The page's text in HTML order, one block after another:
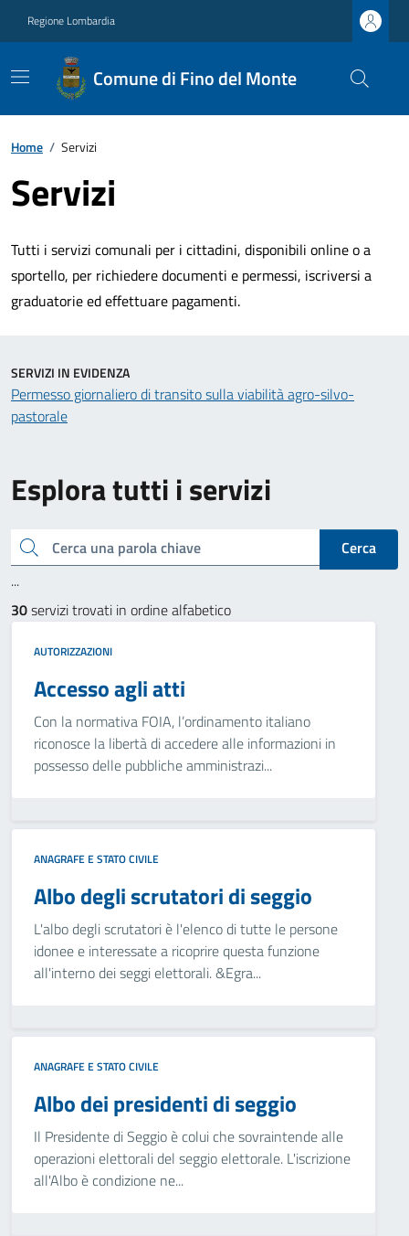
Regione Lombardia
Comune di Fino del Monte
Home / Servizi
Servizi
Tutti i servizi comunali per i cittadini, disponibili online o a
sportello, per richiedere documenti e permessi, iscriversi a
graduatorie ed effettuare pagamenti.
Esplora tutti i servizi
Cerca una parola chiave
Cerca
...
30servizi trovati in ordine alfabetico
AUTORIZZAZIONI
Accesso agli atti
Con la normativa FOIA, l’ordinamento italiano
riconosce la libertà di accedere alle informazioni in
possesso delle pubbliche amministrazi...
ANAGRAFE E STATO CIVILE
Albo degli scrutatori di seggio
L'albo degli scrutatori è l'elenco di tutte le persone
idonee e interessate a ricoprire questa funzione
all'interno dei seggi elettorali. &Egra...
ANAGRAFE E STATO CIVILE
Albo dei presidenti di seggio
Il Presidente di Seggio è colui che sovraintende alle
operazioni elettorali del seggio elettorale. L'iscrizione
all'Albo è condizione ne...
SERVIZI IN EVIDENZA
Permesso giornaliero di transito sulla viabilità agro-silvo-
pastorale